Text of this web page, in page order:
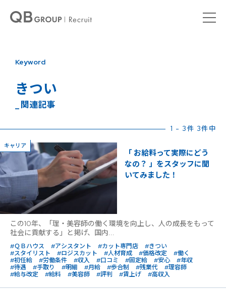
Keyword
きつい
_ 関連記事
1 - 3件 3件中
キャリア
「 お給料って実際にどう
なの？ 」をスタッフに聞
いてみました！
この10年、「理・美容師の働く環境を向上し、人の成長をもって
社会に貢献する」と掲げ、国内...
#ＱＢハウス #アシスタント #カット専門店
#きつい
#スタイリスト
#ロジスカット #人材育成 #価格改定
#働く
#初任給
#労働条件 #収入 #口コミ #固定給 #安心
#年収
#待遇
#手取り #明細 #月給 #歩合制 #残業代
#理容師
#給与改定
#給料 #美容師 #評判 #賃上げ #高収入